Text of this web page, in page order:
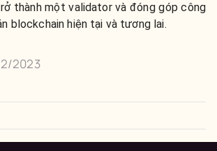
thành một validator và đóng góp công
blockchain hiện tại và tương lai.
2023